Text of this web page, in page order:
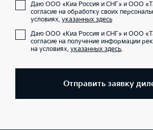
Даю ООО «Киа Россия и СНГ» и ООО
согласие на обработку своих
условиях, указанных здесь
Даю ООО «Киа Россия и СНГ» и ООО
согласие на получение информации
на условиях, указанных здесь.
Отправить заявку